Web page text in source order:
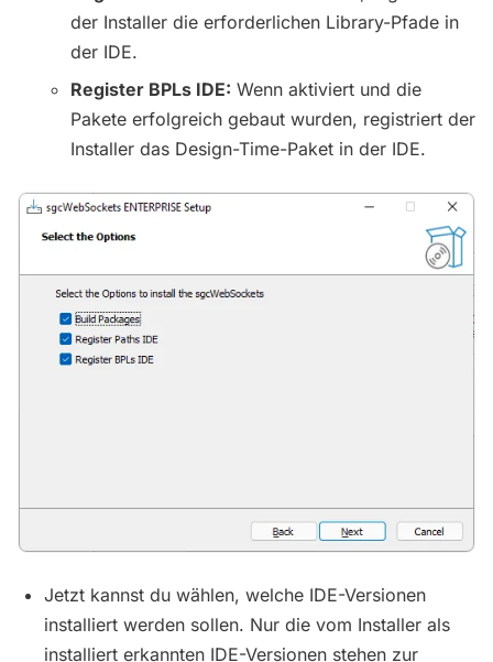
der Installer die erforderlichen Library-Pfade in
der IDE.
Register BPLs IDE: Wenn aktiviert und die
Pakete erfolgreich gebaut wurden, registriert der
Installer das Design-Time-Paket in der IDE.
Jetzt kannst du wählen, welche IDE-Versionen
installiert werden sollen. Nur die vom Installer als
installiert erkannten IDE-Versionen stehen zur